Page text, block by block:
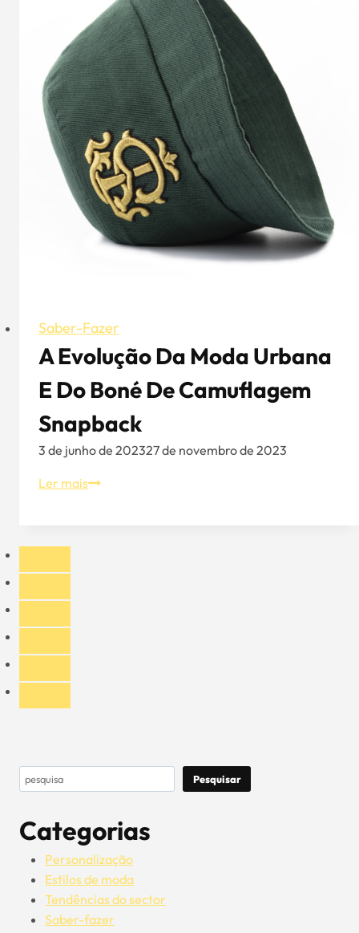
Saber-Fazer
A Evolução Da Moda Urbana
E Do Boné De Camuflagem
Snapback
3 de junho de 202327 de novembro de 2023
Ler maisA
Pesquisar Pesquisar
Categorias
Personalização
Estilos de moda
Tendências do sector
Saber-fazer